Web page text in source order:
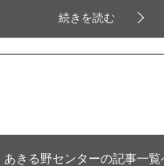
続きを読む
あきる野センターの記事一覧